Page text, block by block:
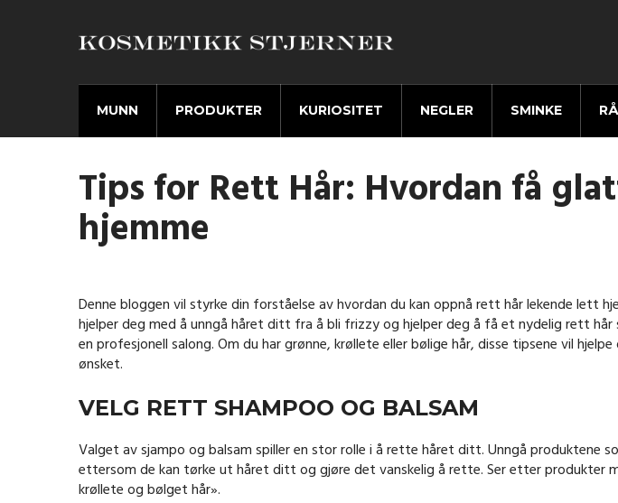
MUNN PRODUKTER KURIOSITET NEGLER SMINKE
Tips for Rett Hår: Hvordan få
hjemme
Denne bloggen vil styrke din forståelse av hvordan du kan oppnå rett hår lekende lett
hjelper deg med å unngå håret ditt fra å bli frizzy og hjelper deg å få et nydelig rett
en profesjonell salong. Om du har grønne, krøllete eller bølige hår, disse tipsene vil
ønsket.
VELG RETT SHAMPOO OG BALSAM
Valget av sjampo og balsam spiller en stor rolle i å rette håret ditt. Unngå produktene
ettersom de kan tørke ut håret ditt og gjøre det vanskelig å rette. Ser etter produkter
krøllete og bølget hår».